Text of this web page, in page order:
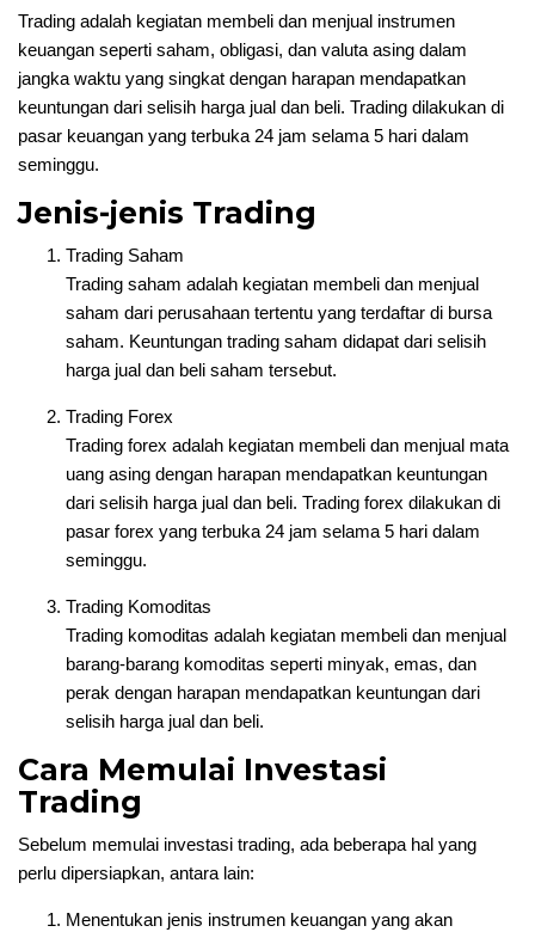
Trading adalah kegiatan membeli dan menjual instrumen
keuangan seperti saham, obligasi, dan valuta asing dalam
jangka waktu yang singkat dengan harapan mendapatkan
keuntungan dari selisih harga jual dan beli. Trading dilakukan di
pasar keuangan yang terbuka 24 jam selama 5 hari dalam
seminggu.
Jenis-jenis Trading
Trading Saham
Trading saham adalah kegiatan membeli dan menjual
saham dari perusahaan tertentu yang terdaftar di bursa
saham. Keuntungan trading saham didapat dari selisih
harga jual dan beli saham tersebut.
Trading Forex
Trading forex adalah kegiatan membeli dan menjual mata
uang asing dengan harapan mendapatkan keuntungan
dari selisih harga jual dan beli. Trading forex dilakukan di
pasar forex yang terbuka 24 jam selama 5 hari dalam
seminggu.
Trading Komoditas
Trading komoditas adalah kegiatan membeli dan menjual
barang-barang komoditas seperti minyak, emas, dan
perak dengan harapan mendapatkan keuntungan dari
selisih harga jual dan beli.
Cara Memulai Investasi
Trading
Sebelum memulai investasi trading, ada beberapa hal yang
perlu dipersiapkan, antara lain:
Menentukan jenis instrumen keuangan yang akan